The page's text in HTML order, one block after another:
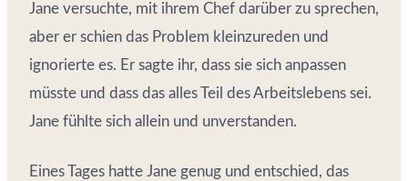
Jane versuchte, mit ihrem Chef darüber zu sprechen,
aber er schien das Problem kleinzureden und
ignorierte es. Er sagte ihr, dass sie sich anpassen
müsste und dass das alles Teil des Arbeitslebens sei.
Jane fühlte sich allein und unverstanden.
Eines Tages hatte Jane genug und entschied, das